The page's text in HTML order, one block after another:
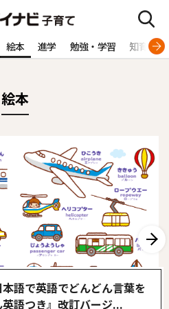
絵本 進学 勉強・学習 知育
絵本
本語で英語でどんどん言葉を
語つき』改訂バージ...
次へ